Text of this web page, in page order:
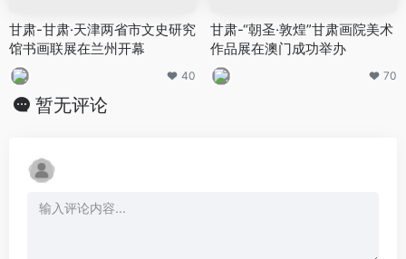
甘肃-甘肃·天津两省市文史研究
馆书画联展在兰州开幕
40
甘肃-“朝圣·敦煌”甘肃画院美术
作品展在澳门成功举办
70
暂无评论